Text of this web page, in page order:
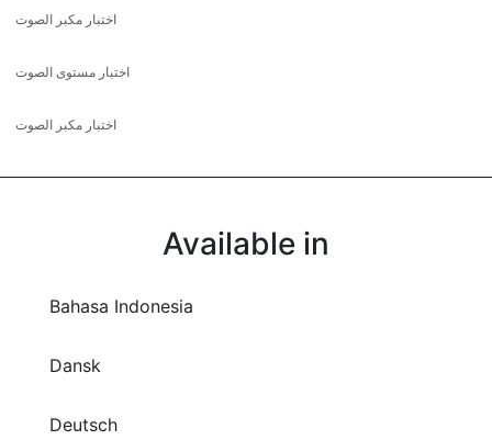
اختبار مكبر الصوت
اختبار مستوى الصوت
اختبار مكبر الصوت
Available in
Bahasa Indonesia
Dansk
Deutsch